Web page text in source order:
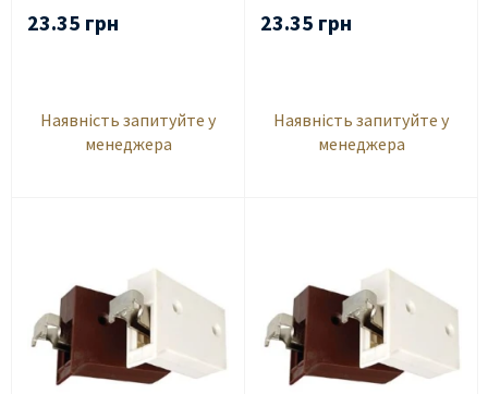
23.35 грн
Наявність запитуйте у
менеджера
23.35 грн
Наявність запитуйте у
менеджера